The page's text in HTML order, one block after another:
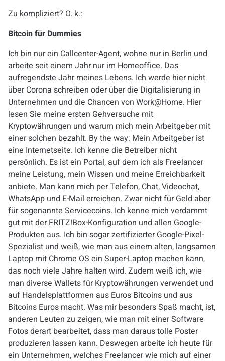
Zu kompliziert? O. k.:
Bitcoin für Dummies
Ich bin nur ein Callcenter-Agent, wohne nur in Berlin und
arbeite seit einem Jahr nur im Homeoffice. Das
aufregendste Jahr meines Lebens. Ich werde hier nicht
über Corona schreiben oder über die Digitalisierung in
Unternehmen und die Chancen von Work@Home. Hier
lesen Sie meine ersten Gehversuche mit
Kryptowährungen und warum mich mein Arbeitgeber mit
einer solchen bezahlt. By the way: Mein Arbeitgeber ist
eine Internetseite. Ich kenne die Betreiber nicht
persönlich. Es ist ein Portal, auf dem ich als Freelancer
meine Leistung, mein Wissen und meine Erreichbarkeit
anbiete. Man kann mich per Telefon, Chat, Videochat,
WhatsApp und E-Mail erreichen. Zwar nicht für Geld aber
für sogenannte Servicecoins. Ich kenne mich verdammt
gut mit der FRITZ!Box-Konfiguration und allen Google-
Produkten aus. Ich bin sogar zertifizierterGoogle-Pixel-
Spezialist und weiß, wie man aus einem alten, langsamen
Laptop mit Chrome OS ein Super-Laptop machen kann,
das noch viele Jahre halten wird. Zudem weiß ich, wie
man diverse WalletsfürKryptowährungen verwendet und
auf Handelsplattformen aus Euros Bitcoins und aus
Bitcoins Euros macht. Was mir besonders Spaß macht, ist,
anderen Leuten zu zeigen, wie man mit einer Software
Fotos derart bearbeitet, dass man daraus tolle Poster
produzieren lassen kann. Deswegen arbeite ich heute für
ein Unternehmen, welches Freelancer wie mich auf einer